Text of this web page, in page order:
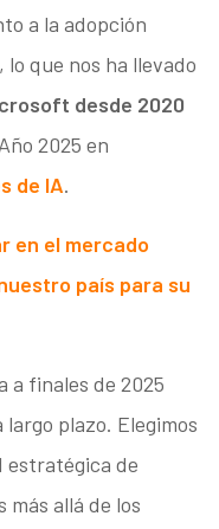
a la adopción
que nos ha llevado
desde 2020
2025 en
de IA.
en el mercado
país para su
a finales de 2025
plazo. Elegimos
estratégica de
más allá de los